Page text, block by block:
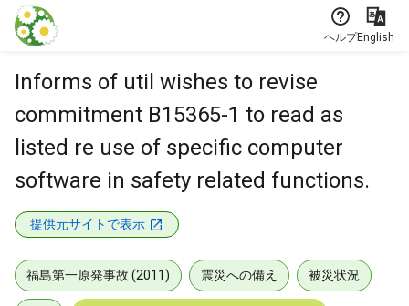
本文に飛ぶ
ヘルプEnglish
Informs of util wishes to revise
commitment B15365-1 to read as
listed re use of specific computer
software in safety related functions.
提供元サイトで表示
福島第一原発事故 (2011) 震災への備え 被災状況